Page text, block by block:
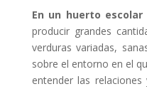
En un huerto escolar
producir grandes
verduras variadas,
sobre el entorno en el
entender las